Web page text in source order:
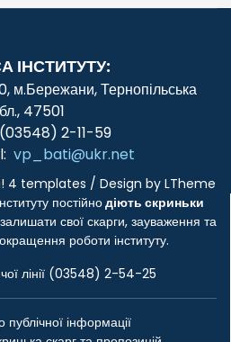
ІНСТИТУТУ:
м.Бережани, Тернопільська
47501
(03548) 2-11-59
vp_bati@ukr.net
4 templates / Design by LTheme
постійнодіють скриньки
свої скарги, зауваження та
роботи інституту.
лінії (03548) 2-54-25
публічної інформації